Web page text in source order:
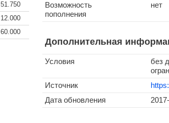
51.750
12.000
60.000
Возможность
пополнения
нет
Дополнительная
Условия
без
Источник
Дата обновления